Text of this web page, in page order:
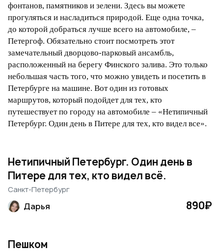
фонтанов, памятников и зелени. Здесь вы можете
прогуляться и насладиться природой. Еще одна точка,
до которой добраться лучше всего на автомобиле, –
Петергоф. Обязательно стоит посмотреть этот
замечательный дворцово-парковый ансамбль,
расположенный на берегу Финского залива. Это только
небольшая часть того, что можно увидеть и посетить в
Петербурге на машине. Вот один из готовых
маршрутов, который подойдет для тех, кто
путешествует по городу на автомобиле – «Нетипичный
Петербург. Один день в Питере для тех, кто видел все».
Нетипичный Петербург. Один день в
Питере для тех, кто видел всё.
Санкт-Петербург
Дарья 890₽
Пешком